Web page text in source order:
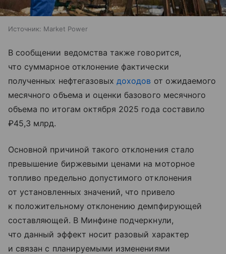
Источник: Market Power
В сообщении ведомства также говорится,
что суммарное отклонение фактически
полученных нефтегазовыхдоходов от ожидаемого
месячного объема и оценки базового месячного
объема по итогам октября 2025 года составило
₽45,3 млрд.
Основной причиной такого отклонения стало
превышение биржевыми ценами на моторное
топливо предельно допустимого отклонения
от установленных значений, что привело
к положительному отклонению демпфирующей
составляющей. В Минфине подчеркнули,
что данный эффект носит разовый характер
и связан с планируемыми изменениями